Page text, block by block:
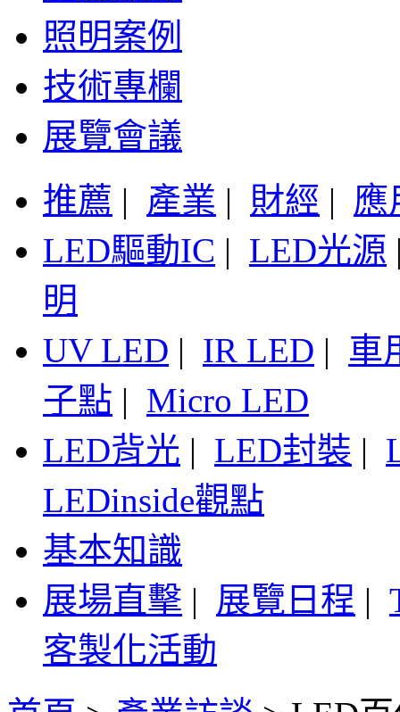
照明案例
技術專欄
展覽會議
推薦 | 產業 | 財經 | 應
LED驅動IC | LED光源
明
UV LED | IR LED | 車
子點 | Micro LED
LED背光 | LED封裝 |
LEDinside觀點
基本知識
展場直擊 | 展覽日程 |
客製化活動